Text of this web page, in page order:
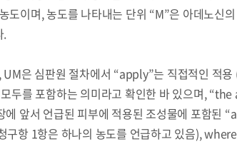
도이며, 농도를 나타내는 단위 “M”은 아데노신
.
UM은 심판원 절차에서 “apply”는 직접적인 적
두를 포함하는 의미라고 확인한 바 있으며,
앞서 언급된 피부에 적용된 조성물에 포함
구항 1항은 하나의 농도를 언급하고 있음),